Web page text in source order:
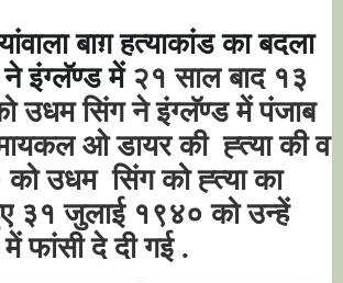
बाग़ हत्याकांड का बदला
इंग्लॅण्ड में २१ साल बाद १३
उधम सिंग ने इंग्लॅण्ड में पंजाब
ओ डायर की ह्त्या की व
उधम सिंग को ह्त्या का
३१ जुलाई १९४० को उन्हें
फांसी दे दी गई .